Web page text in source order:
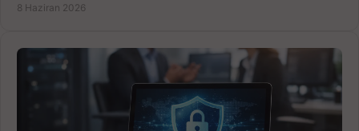
8 Haziran 2026